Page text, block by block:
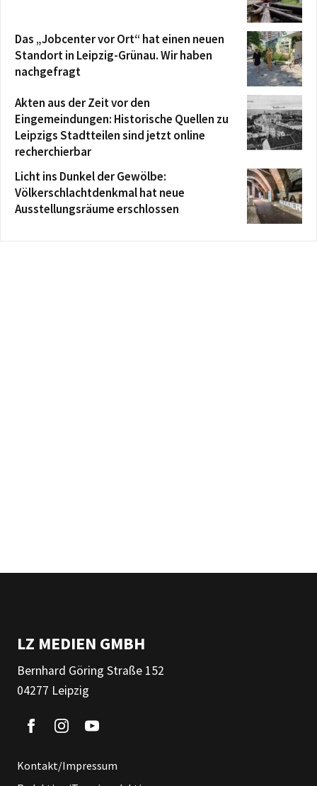
Das „Jobcenter vor Ort“ hat einen neuen
Standort in Leipzig-Grünau. Wir haben
nachgefragt
Akten aus der Zeit vor den
Eingemeindungen: Historische Quellen zu
Leipzigs Stadtteilen sind jetzt online
recherchierbar
Licht ins Dunkel der Gewölbe:
Völkerschlachtdenkmal hat neue
Ausstellungsräume erschlossen
LZ MEDIEN GMBH
Bernhard Göring Straße 152
04277 Leipzig
Kontakt/Impressum